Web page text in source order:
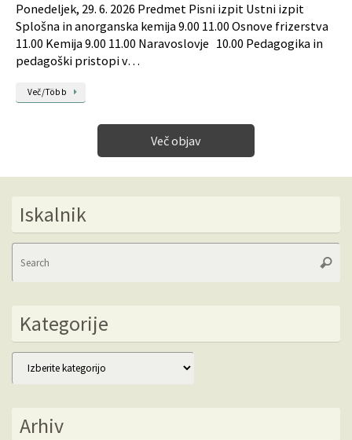
Ponedeljek, 29. 6. 2026 Predmet Pisni izpit Ustni izpit
Splošna in anorganska kemija 9.00 11.00 Osnove frizerstva
11.00 Kemija 9.00 11.00 Naravoslovje 10.00 Pedagogika in
pedagoški pristopi v…
Več/Több
Več objav
Iskalnik
Kategorije
Kategorije
Arhiv